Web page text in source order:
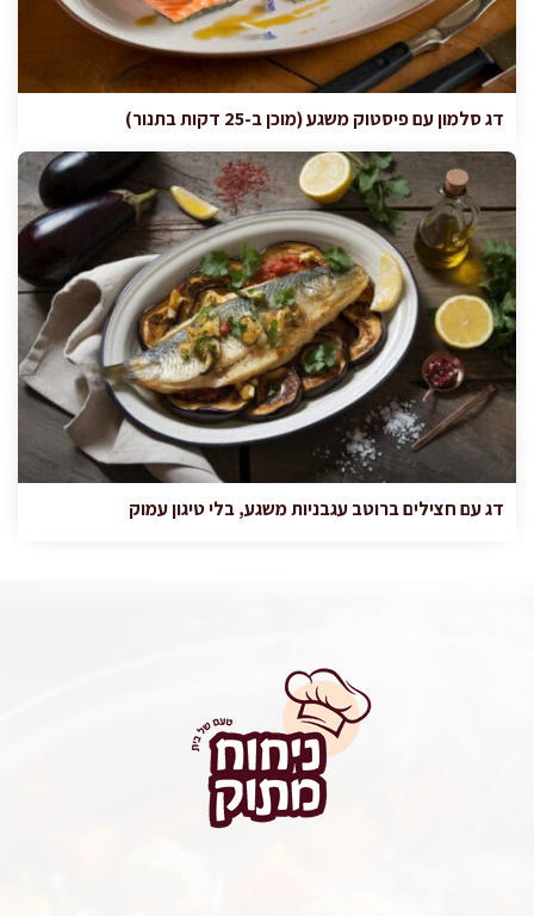
דג סלמון עם פיסטוק משגע (מוכן ב-25 דקות בתנור)
דג עם חצילים ברוטב עגבניות משגע, בלי טיגון עמוק